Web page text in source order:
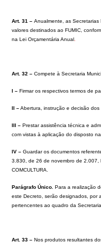
Art. 31 – Anualmente, as
valores destinados ao FUMIC,
na Lei Orçamentária Anual
Art. 32 – Compete à Secretaria
I – Firmar os respectivos termos de
II –Abertura, instrução e decisão
III – Prestar assistência técnica e
com vistas à aplicação do disposto
IV – Guardar os documentos
3.830, de 26 de novembro de 2.007,
COMCULTURA.
Parágrafo Único. Para a realização
este Decreto, serão designados, por
pertencentes ao quadro da
Art. 33 – Nos produtos resultantes